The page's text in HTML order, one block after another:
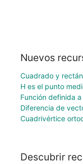
Nuevos
Cuadrado y
H es el punto
Función definida
Diferencia de
Cuadrivértice
Descubrir